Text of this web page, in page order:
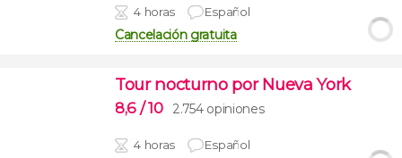
4 horas Español
Cancelación gratuita
Tour nocturno por Nueva York
8,6 / 10 2.754 opiniones
4 horas Español